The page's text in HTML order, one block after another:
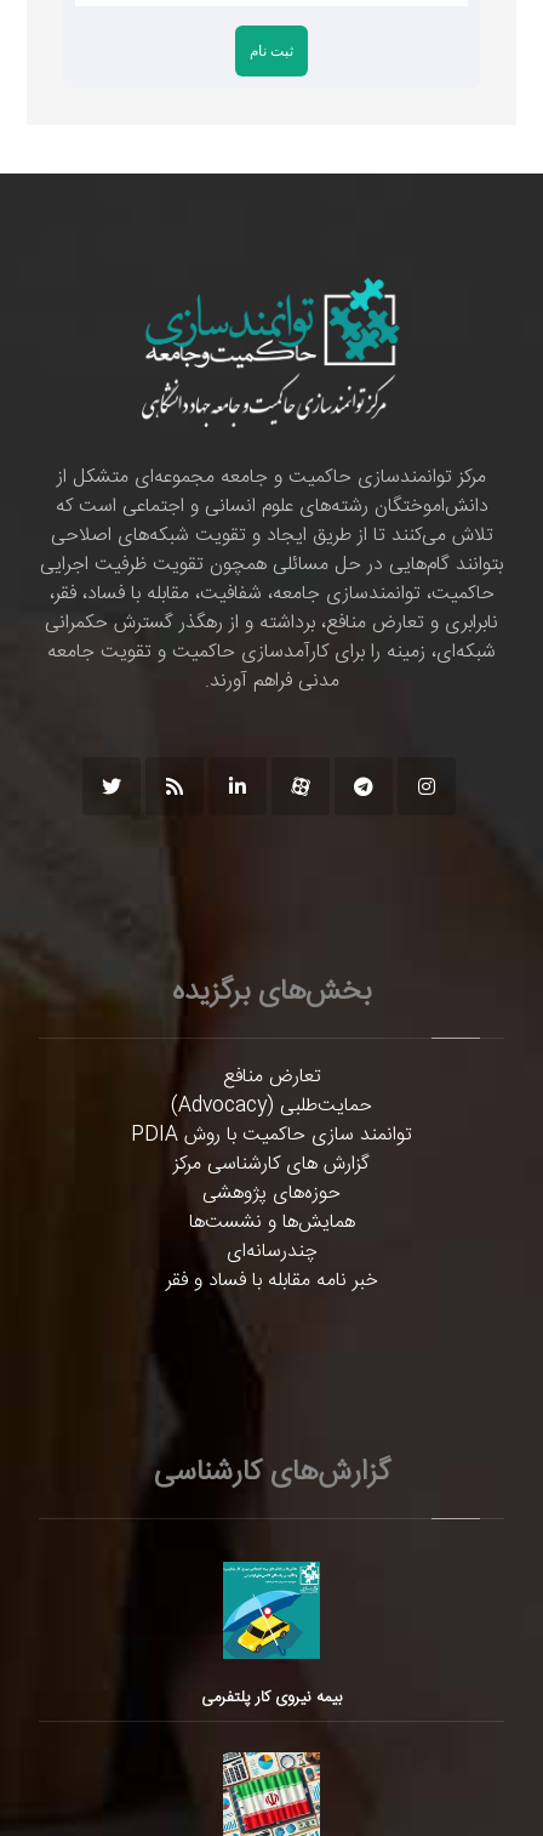
مرکز توانمندسازی حاکمیت و جامعه مجموعه‌ای متشکل از
دانش‌اموختگان رشته‌های علوم انسانی و اجتماعی است که
تلاش می‌کنند تا از طریق ایجاد و تقویت شبکه‌های اصلاحی
بتوانند گام‌هایی در حل مسائلی همچون تقویت ظرفیت اجرایی
حاکمیت، توانمندسازی جامعه، شفافیت، مقابله با فساد، فقر،
نابرابری و تعارض منافع، برداشته و از رهگذر گسترش حکمرانی
شبکه‌ای، زمینه را برای کارآمدسازی حاکمیت و تقویت جامعه
مدنی فراهم آورند.
بخش‌های برگزیده
تعارض منافع
حمایت‌طلبی (Advocacy)
توانمند سازی حاکمیت با روش PDIA
گزارش های کارشناسی مرکز
حوزه‌های پژوهشی
همایش‌ها و نشست‌ها
چندرسانه‌ای
خبر نامه مقابله با فساد و فقر
گزارش‌های کارشناسی
بیمه نیروی کار پلتفرمی